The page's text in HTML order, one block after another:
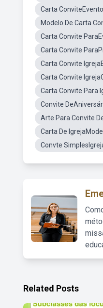
Carta ConviteEvento
Modelo De Carta
Carta Convite
Carta Convite
Carta Convite
Carta Convite
Carta Convite Para
Convite
Arte Para Convite
Carta De
Convte
Related Posts